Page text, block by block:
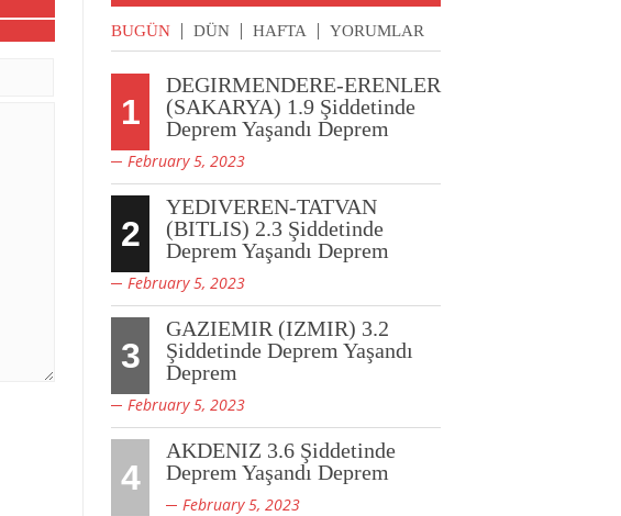
BUGÜN DÜN HAFTA YORUMLAR
1
DEGIRMENDERE-ERENLER
(SAKARYA) 1.9 Şiddetinde
Deprem Yaşandı Deprem
February 5, 2023
2
YEDIVEREN-TATVAN
(BITLIS) 2.3 Şiddetinde
Deprem Yaşandı Deprem
February 5, 2023
3
GAZIEMIR (IZMIR) 3.2
Şiddetinde Deprem Yaşandı
Deprem
February 5, 2023
4
AKDENIZ 3.6 Şiddetinde
Deprem Yaşandı Deprem
February 5, 2023